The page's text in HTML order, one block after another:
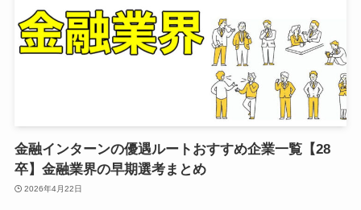
金融インターンの優遇ルートおすすめ企業一覧【28
卒】金融業界の早期選考まとめ
2026年4月22日